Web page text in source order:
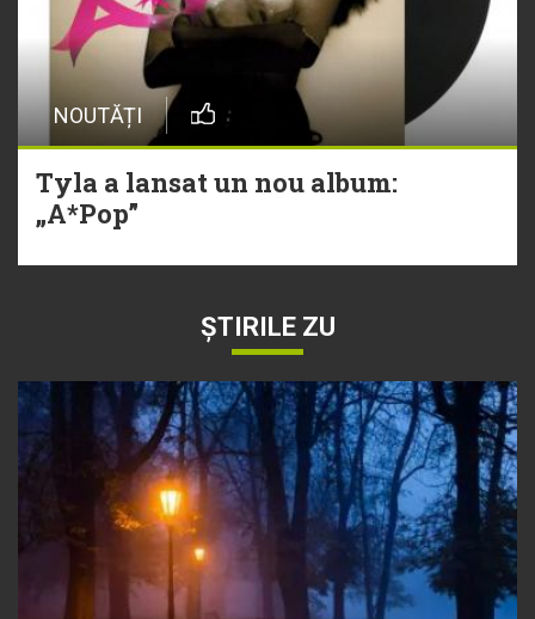
NOUTĂȚI
Tyla a lansat un nou album:
„A*Pop”
ȘTIRILE ZU